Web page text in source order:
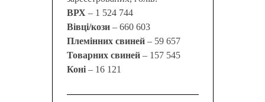
ВРХ – 1 524 744
Вівці/кози– 660 603
Племінних свиней– 59 657
Товарних свиней – 157 545
Коні– 16 121